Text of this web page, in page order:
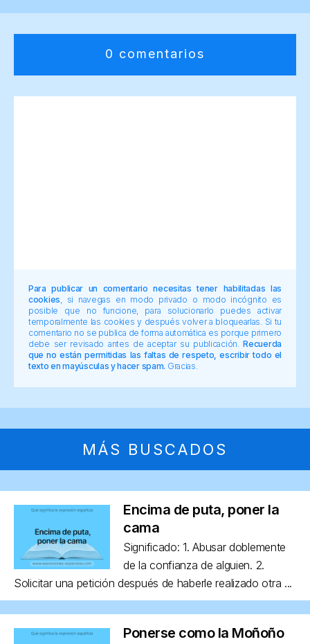
0 comentarios
Para publicar un comentario necesitas tener habilitadas las
cookies , si navegas en modo privado o modo incógnito es
posible que no funcione, para solucionarlo puedes activar
temporalmente las cookies y después volver a bloquearlas. Si tu
comentario no se publica de forma automática es porque primero
debe ser revisado antes de aceptar su publicación.Recuerda
que no están permitidas las faltas de respeto, escribir todo el
texto en mayúsculas y hacer spam. Gracias.
MÁS BUSCADOS
Encima de puta, poner la
cama
Significado: 1. Abusar doblemente
de la confianza de alguien. 2.
Solicitar una petición después de haberle realizado otra ...
Ponerse como la Moñoño